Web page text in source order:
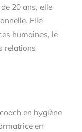
20 ans, elle
Elle
humaines, le
relations
en hygiène
en